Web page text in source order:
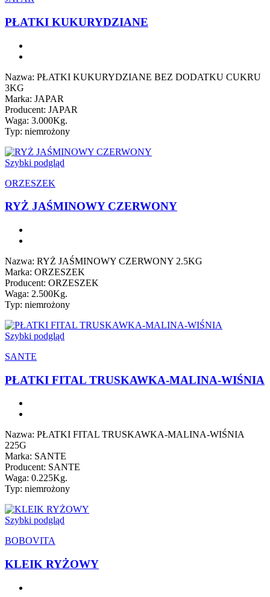
PŁATKI KUKURYDZIANE
Nazwa: PŁATKI KUKURYDZIANE BEZ DODATKU CUKRU
3KG
Marka: JAPAR
Producent: JAPAR
Waga: 3.000Kg.
Typ: niemrożony
Szybki podgląd
ORZESZEK
RYŻ JAŚMINOWY CZERWONY
Nazwa: RYŻ JAŚMINOWY CZERWONY 2.5KG
Marka: ORZESZEK
Producent: ORZESZEK
Waga: 2.500Kg.
Typ: niemrożony
Szybki podgląd
SANTE
PŁATKI FITAL TRUSKAWKA-MALINA-WIŚNIA
Nazwa: PŁATKI FITAL TRUSKAWKA-MALINA-WIŚNIA
225G
Marka: SANTE
Producent: SANTE
Waga: 0.225Kg.
Typ: niemrożony
Szybki podgląd
BOBOVITA
KLEIK RYŻOWY